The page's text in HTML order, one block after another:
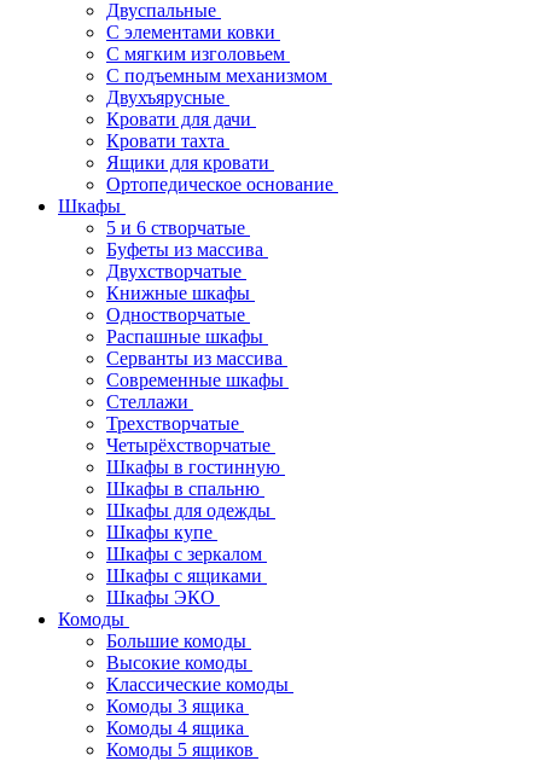
Двуспальные
С элементами ковки
С мягким изголовьем
С подъемным механизмом
Двухъярусные
Кровати для дачи
Кровати тахта
Ящики для кровати
Ортопедическое основание
Шкафы
5 и 6 створчатые
Буфеты из массива
Двухстворчатые
Книжные шкафы
Одностворчатые
Распашные шкафы
Серванты из массива
Современные шкафы
Стеллажи
Трехстворчатые
Четырёхстворчатые
Шкафы в гостинную
Шкафы в спальню
Шкафы для одежды
Шкафы купе
Шкафы с зеркалом
Шкафы с ящиками
Шкафы ЭКО
Комоды
Большие комоды
Высокие комоды
Классические комоды
Комоды 3 ящика
Комоды 4 ящика
Комоды 5 ящиков